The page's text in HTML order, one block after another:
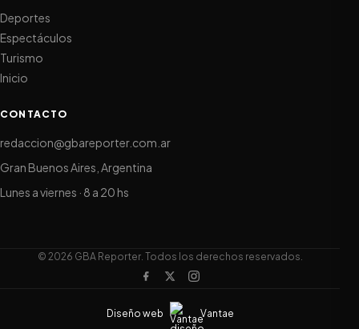
Deportes
Espectáculos
Turismo
Inicio
CONTACTO
redaccion@gbareporter.com.ar
Gran Buenos Aires, Argentina
Lunes a viernes · 8 a 20 hs
© 2026 GBA Reporter. Todos los derechos reservados.
Diseño web Vantae